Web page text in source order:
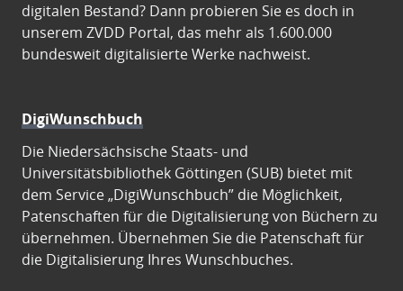
digitalen Bestand? Dann probieren Sie es doch in
unserem ZVDD Portal, das mehr als 1.600.000
bundesweit digitalisierte Werke nachweist.
DigiWunschbuch
Die Niedersächsische Staats- und
Universitätsbibliothek Göttingen (SUB) bietet mit
dem Service „DigiWunschbuch” die Möglichkeit,
Patenschaften für die Digitalisierung von Büchern zu
übernehmen. Übernehmen Sie die Patenschaft für
die Digitalisierung Ihres Wunschbuches.